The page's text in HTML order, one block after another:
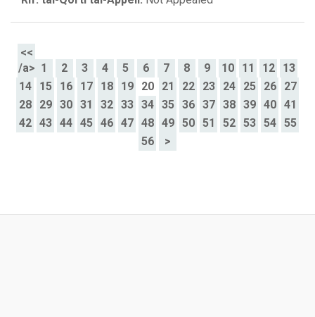
<<
/a> 1 2 3 4 5 6 7 8 9 10 11 12
13
14
15 16 17 18 19 20 21 22 23 24 25 26
27
28
29 30 31 32 33 34 35 36 37 38 39 40
41
42
43 44 45 46 47 48 49 50 51 52 53 54
55
56
>